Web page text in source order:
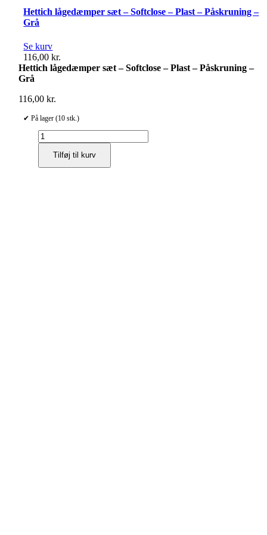
Hettich lågedæmper sæt – Softclose – Plast – Påskruning –
Grå
Se kurv
116,00kr.
Hettich lågedæmper sæt – Softclose – Plast – Påskruning –
Grå
116,00kr.
✔ På lager (10 stk.)
Hettich
lågedæmper
-
Tilføj til kurv